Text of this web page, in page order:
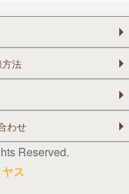
法
わせ
Reserved.
ス